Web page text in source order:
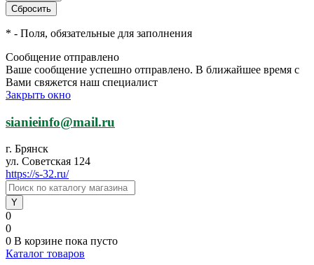
* - Поля, обязательные для заполнения
Сообщение отправлено
Ваше сообщение успешно отправлено. В ближайшее время с
Вами свяжется наш специалист
Закрыть окно
sianieinfo@mail.ru
г. Брянск
ул. Советская 124
https://s-32.ru/
0
0
0 В корзине пока пусто
Каталог товаров